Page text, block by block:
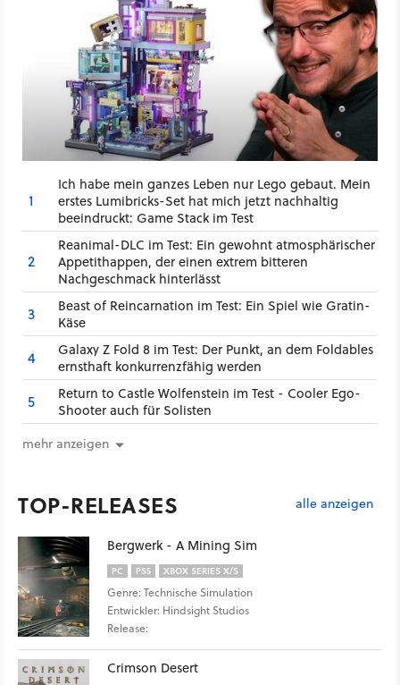
1
Ich habe mein ganzes Leben nur Lego gebaut. Mein
erstes Lumibricks-Set hat mich jetzt nachhaltig
beeindruckt: Game Stack im Test
2
Reanimal-DLC im Test: Ein gewohnt atmosphärischer
Appetithappen, der einen extrem bitteren
Nachgeschmack hinterlässt
3
Beast of Reincarnation im Test: Ein Spiel wie Gratin-
Käse
4
Galaxy Z Fold 8 im Test: Der Punkt, an dem Foldables
ernsthaft konkurrenzfähig werden
5
Return to Castle Wolfenstein im Test - Cooler Ego-
Shooter auch für Solisten
mehr anzeigen
TOP-RELEASES alle anzeigen
Bergwerk - A Mining Sim
PC PS5 XBOX SERIES X/S
Genre: Technische Simulation
Entwickler: Hindsight Studios
Release:
Crimson Desert